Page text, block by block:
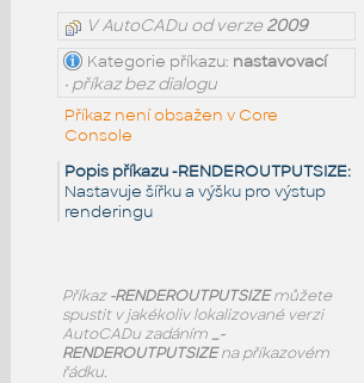
V AutoCADu od verze2009
Kategorie příkazu: nastavovací
• příkaz bez dialogu
Příkaz není obsažen v Core
Console
Popis příkazu -RENDEROUTPUTSIZE:
Nastavuje šířku a výšku pro výstup
renderingu
Příkaz-RENDEROUTPUTSIZEmůžete
spustit v jakékoliv lokalizované verzi
AutoCADu zadáním _-
RENDEROUTPUTSIZEna příkazovém
řádku.